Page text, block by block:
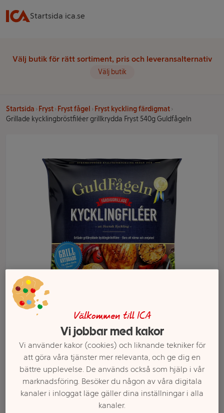
Startsida ica.se
Välj butik för rätt sortiment, pris och leveransalternativ
Välj butik
Startsida Fryst Fryst fågel
Fryst kyckling färdigmat
Grillade kycklingbröstfiléer grillkrydda Fryst 540g Guldfågeln
Välj butik och handla
Sortimentet kan variera mellan butikerna
Välkommen till ICA
Vi jobbar med kakor
Vi använder kakor (cookies) och liknande tekniker för
att göra våra tjänster mer relevanta, och ge dig en
bättre upplevelse. De används också som hjälp i vår
marknadsföring. Besöker du någon av våra digitala
kanaler i inloggat läge gäller dina inställningar i alla
kanaler.